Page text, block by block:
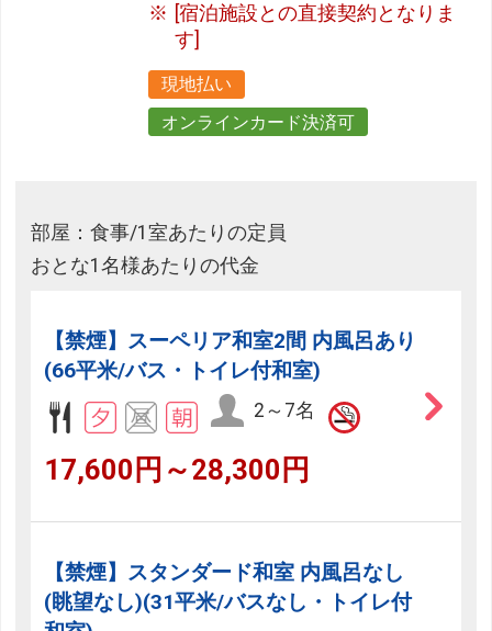
[宿泊施設との直接契約となりま
す]
現地払い
オンラインカード決済可
部屋：食事/1室あたりの定員
おとな1名様あたりの代金
【禁煙】スーペリア和室2間 内風呂あり
(66平米/バス・トイレ付和室)
2～7名
17,600円～28,300円
【禁煙】スタンダード和室 内風呂なし
(眺望なし)(31平米/バスなし・トイレ付